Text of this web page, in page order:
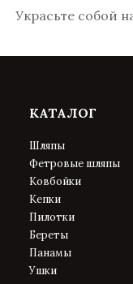
Украсьте собой
КАТАЛОГ
Шляпы
Фетровые шляпы
Ковбойки
Кепки
Пилотки
Береты
Панамы
Ушки